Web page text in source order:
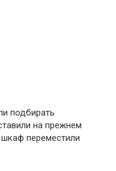
подбирать
на прежнем
переместили